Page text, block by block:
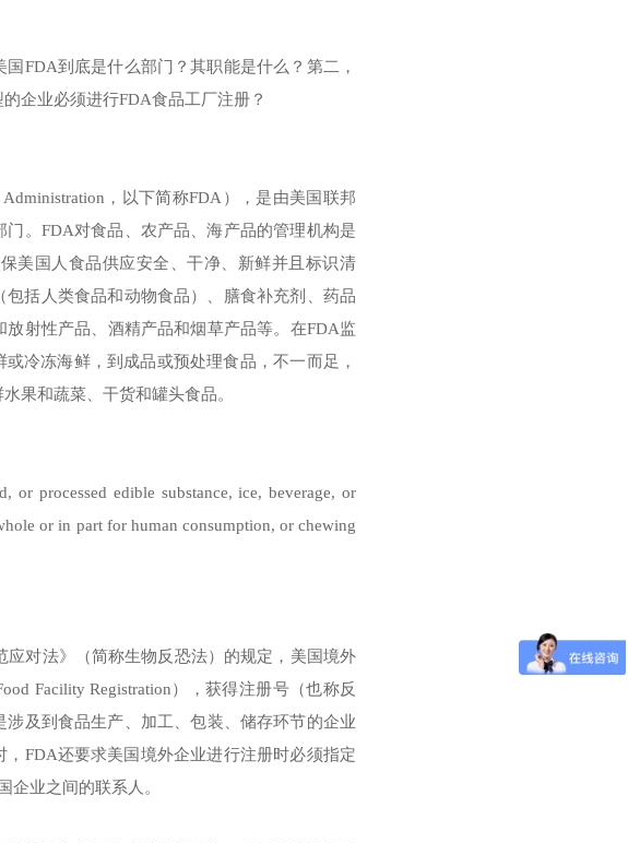
FDA到底是什么部门？其职能是什么？第二，
企业必须进行FDA食品工厂注册？
，以下简称FDA），是由美国联邦
。FDA对食品、农产品、海产品的管理机构是
美国人食品供应安全、干净、新鲜并且标识清
括人类食品和动物食品）、膳食补充剂、药品
放射性产品、酒精产品和烟草产品等。在FDA监
冷冻海鲜，到成品或预处理食品，不一而足，
果和蔬菜、干货和罐头食品。
processed edible substance, ice, beverage, or
or in part for human consumption, or chewing
对法》（简称生物反恐法）的规定，美国境外
Facility Registration），获得注册号（也称反
及到食品生产、加工、包装、储存环节的企业
FDA还要求美国境外企业进行注册时必须指定
企业之间的联系人。